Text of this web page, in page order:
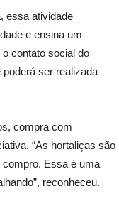
essa atividade
e ensina um
contato social do
ser realizada
compra com
“As hortaliças são
compro. Essa é uma
reconheceu.